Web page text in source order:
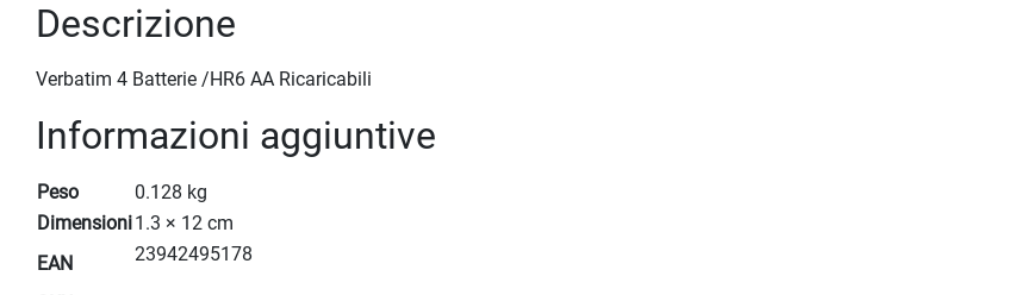
Descrizione
Verbatim 4 Batterie /HR6 AA Ricaricabili
Informazioni aggiuntive
Peso
0.128 kg
Dimensioni1.3 × 12 cm
EAN
23942495178